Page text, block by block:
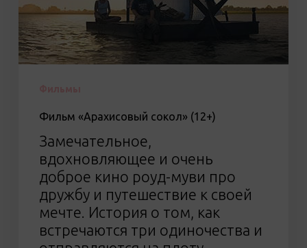
Фильм «Арахисовый сокол» (12+)
Замечательное,
вдохновляющее и очень
доброе кино роуд-муви про
дружбу и путешествие к своей
мечте. История о том, как
встречаются три одиночества и